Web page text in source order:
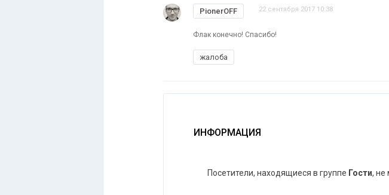
PionerOFF 22 сентября 2017 10:38
Флак конечно! Спасибо!
жалоба
ИНФОРМАЦИЯ
Посетители, находящиеся в группе Гости, не